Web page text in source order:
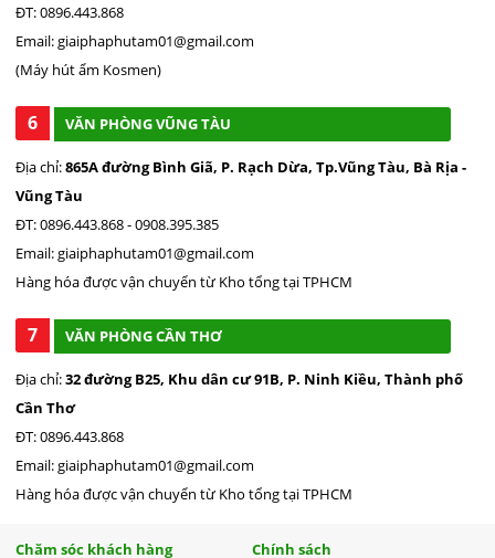
ĐT: 0896.443.868
Email: giaiphaphutam01@gmail.com
(Máy hút ẩm Kosmen)
6 VĂN PHÒNG VŨNG TÀU
Địa chỉ:865A đường Bình Giã, P. Rạch Dừa, Tp.Vũng Tàu, Bà Rịa -
Vũng Tàu
ĐT: 0896.443.868 - 0908.395.385
Email: giaiphaphutam01@gmail.com
Hàng hóa được vận chuyển từ Kho tổng tại TPHCM
7 VĂN PHÒNG CẦN THƠ
Địa chỉ:32 đường B25, Khu dân cư 91B, P. Ninh Kiều, Thành phố
Cần Thơ
ĐT: 0896.443.868
Email: giaiphaphutam01@gmail.com
Hàng hóa được vận chuyển từ Kho tổng tại TPHCM
Chăm sóc khách hàng Chính sách